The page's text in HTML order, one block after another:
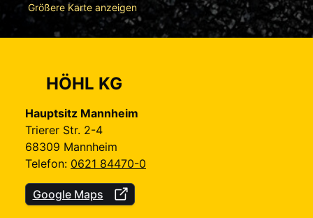
Größere Karte anzeigen
HÖHL KG
Hauptsitz Mannheim
Trierer Str. 2-4
68309 Mannheim
Telefon: 0621 84470-0
Google Maps